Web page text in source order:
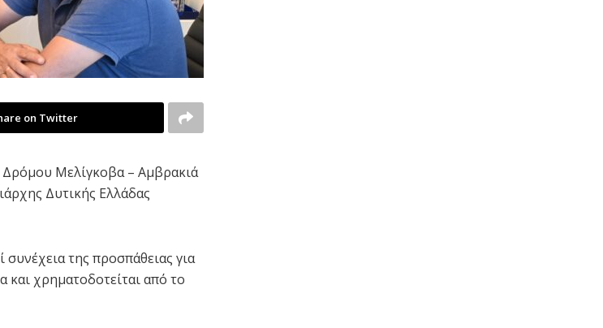
on Twitter
Μελίγκοβα – Αμβρακιά
Δυτικής Ελλάδας
της προσπάθειας για
χρηματοδοτείται από το